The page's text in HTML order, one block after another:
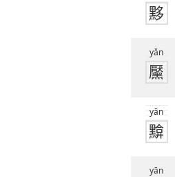
黟
yǎn
黶
yǎn
黭
yān